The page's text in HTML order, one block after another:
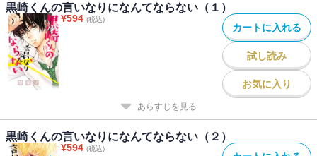
黒崎くんの言いなりになんてならない（１）
¥594 (税込)
カートに入れる
試し読み
お気に入り
あらすじを見る
黒崎くんの言いなりになんてならない（２）
¥594 (税込)